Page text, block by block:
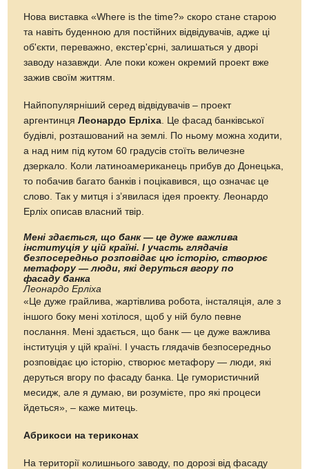
Нова виставка «Where is the time?» скоро стане старою
та навіть буденною для постійних відвідувачів, адже ці
об'єкти, переважно, екстер'єрні, залишаться у дворі
заводу назавжди. Але поки кожен окремий проект вже
зажив своїм життям.
Найпопулярніший серед відвідувачів – проект
аргентинцяЛеонардо Ерліха . Це фасад банківської
будівлі, розташований на землі. По ньому можна ходити,
а над ним під кутом 60 градусів стоїть величезне
дзеркало. Коли латиноамериканець прибув до Донецька,
то побачив багато банків і поцікавився, що означає це
слово. Так у митця і з’явилася ідея проекту. Леонардо
Ерліх описав власний твір.
Мені здається, що банк — це дуже важлива
інституція у цій країні. І участь глядачів
безпосередньо розповідає цю історію, створює
метафору — люди, які деруться вгору по
фасаду банка
Леонардо Ерліха
«Це дуже грайлива, жартівлива робота, інсталяція, але з
іншого боку мені хотілося, щоб у ній було певне
послання. Мені здається, що банк — це дуже важлива
інституція у цій країні. І участь глядачів безпосередньо
розповідає цю історію, створює метафору — люди, які
деруться вгору по фасаду банка. Це гумористичний
месидж, але я думаю, ви розумієте, про які процеси
йдеться», – каже митець.
Абрикоси на териконах
На території колишнього заводу, по дорозі від фасаду